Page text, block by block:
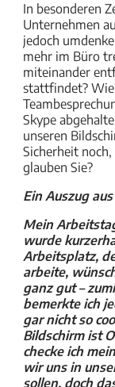
In besonderen
Unternehmen
jedoch
mehr im Büro
miteinander
stattfindet?
Skype
unseren
Sicherheit
glauben Sie?
Ein Auszug
Mein
wurde
Arbeitsplatz,
arbeite,
ganz gut –
bemerkte ich
gar nicht so
Bildschirm ist
checke ich
wir uns in
sollen, doch